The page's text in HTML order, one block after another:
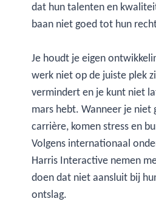
dat hun talenten en
baan niet goed tot hun
Je houdt je eigen
werk niet op de juiste plek
vermindert en je kunt niet
mars hebt. Wanneer je niet
carrière, komen stress en
Volgens internationaal
Harris Interactive nemen
doen dat niet aansluit bij
ontslag.